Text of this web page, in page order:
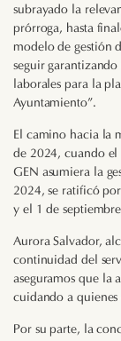
subrayado la
prórroga, hasta
modelo de gestión
seguir
laborales para la
Ayuntamiento”.
El camino hacia la
de 2024, cuando
GEN asumiera la
2024, se ratificó
y el 1 de
Aurora Salvador,
continuidad del
aseguramos que la
cuidando a quienes
Por su parte, la